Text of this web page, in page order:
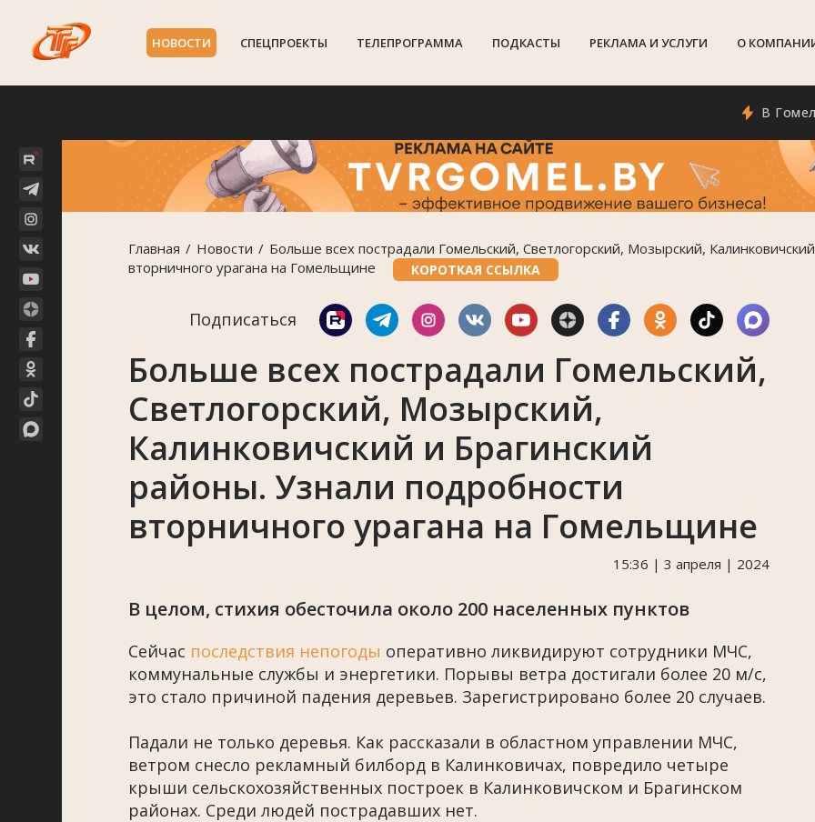
НОВОСТИ СПЕЦПРОЕКТЫ ТЕЛЕПРОГРАММА ПОДКАСТЫ РЕКЛАМА И УСЛУГИ О
В Гомеле
Главная Новости
Больше всех пострадали Гомельский, Светлогорский, Мозырский,
вторничного урагана на Гомельщине
КОРОТКАЯ ССЫЛКА
Подписаться
Больше всех пострадали Гомельский,
Светлогорский, Мозырский,
Калинковичский и Брагинский
районы. Узнали подробности
вторничного урагана на Гомельщине
15:36 | 3 апреля | 2024
В целом, стихия обесточила около 200 населенных пунктов
Сейчас последствия непогоды оперативно ликвидируют сотрудники МЧС,
коммунальные службы и энергетики. Порывы ветра достигали более 20 м/с,
это стало причиной падения деревьев. Зарегистрировано более 20 случаев.
Падали не только деревья. Как рассказали в областном управлении МЧС,
ветром снесло рекламный билборд в Калинковичах, повредило четыре
крыши сельскохозяйственных построек в Калинковичском и Брагинском
районах. Среди людей пострадавших нет.